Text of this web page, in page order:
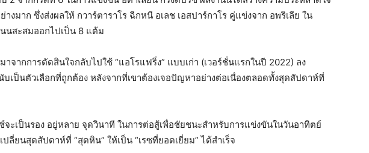
งมาก ซึ่งส่งผลให้ กวาร์ตาราโร ฉีกหนี อเลช เอสปาร์กาโร คู่แข่งจาก อพริเลีย ใน
นสะสมออกไปเป็น 8 แต้ม
าจากการตัดสินใจกลับไปใช้ “แอโรแฟริ่ง” แบบเก่า (เวอร์ชั่นแรกในปี 2022) ลง
เป็นตัวเลือกที่ถูกต้อง หลังจากที่เขาต้องเจอปัญหาอย่างต่อเนื่องตลอดทั้งสุดสัปดาห์ที่
จะเป็นรอง อยู่หลาย จุดวินาที ในการต่อสู้เพื่อชัยชนะสำหรับการแข่งขันในวันอาทิตย์
ปลี่ยนสุดสัปดาห์ที่ “สุดหิน” ให้เป็น “เรซที่ยอดเยี่ยม” ได้สำเร็จ